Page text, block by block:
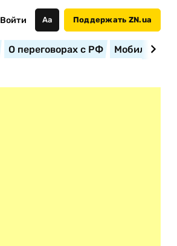
Войти Аа Поддержать ZN.ua
О переговорах с РФ